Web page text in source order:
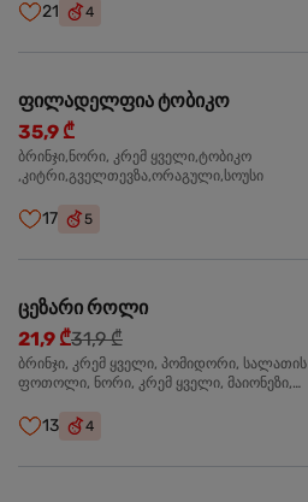
21 4
ფილადელფია ტობიკო
35,9 ₾
ბრინჯი,ნორი, კრემ ყველი,ტობიკო
,კიტრი,გველთევზა,ორაგული,სოუსი
17 5
ცეზარი როლი
21,9 ₾31,9 ₾
ბრინჯი, კრემ ყველი, პომიდორი, სალათის
ფოთოლი, ნორი, კრემ ყველი, მაიონეზი,
შებოლილი ქათმის ფილე
13 4